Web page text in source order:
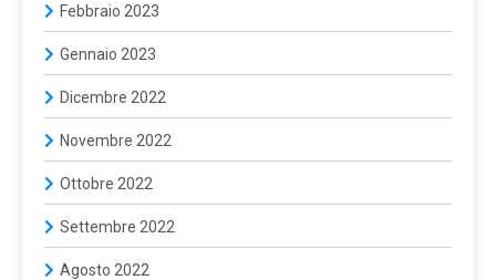
Febbraio 2023
Gennaio 2023
Dicembre 2022
Novembre 2022
Ottobre 2022
Settembre 2022
Agosto 2022